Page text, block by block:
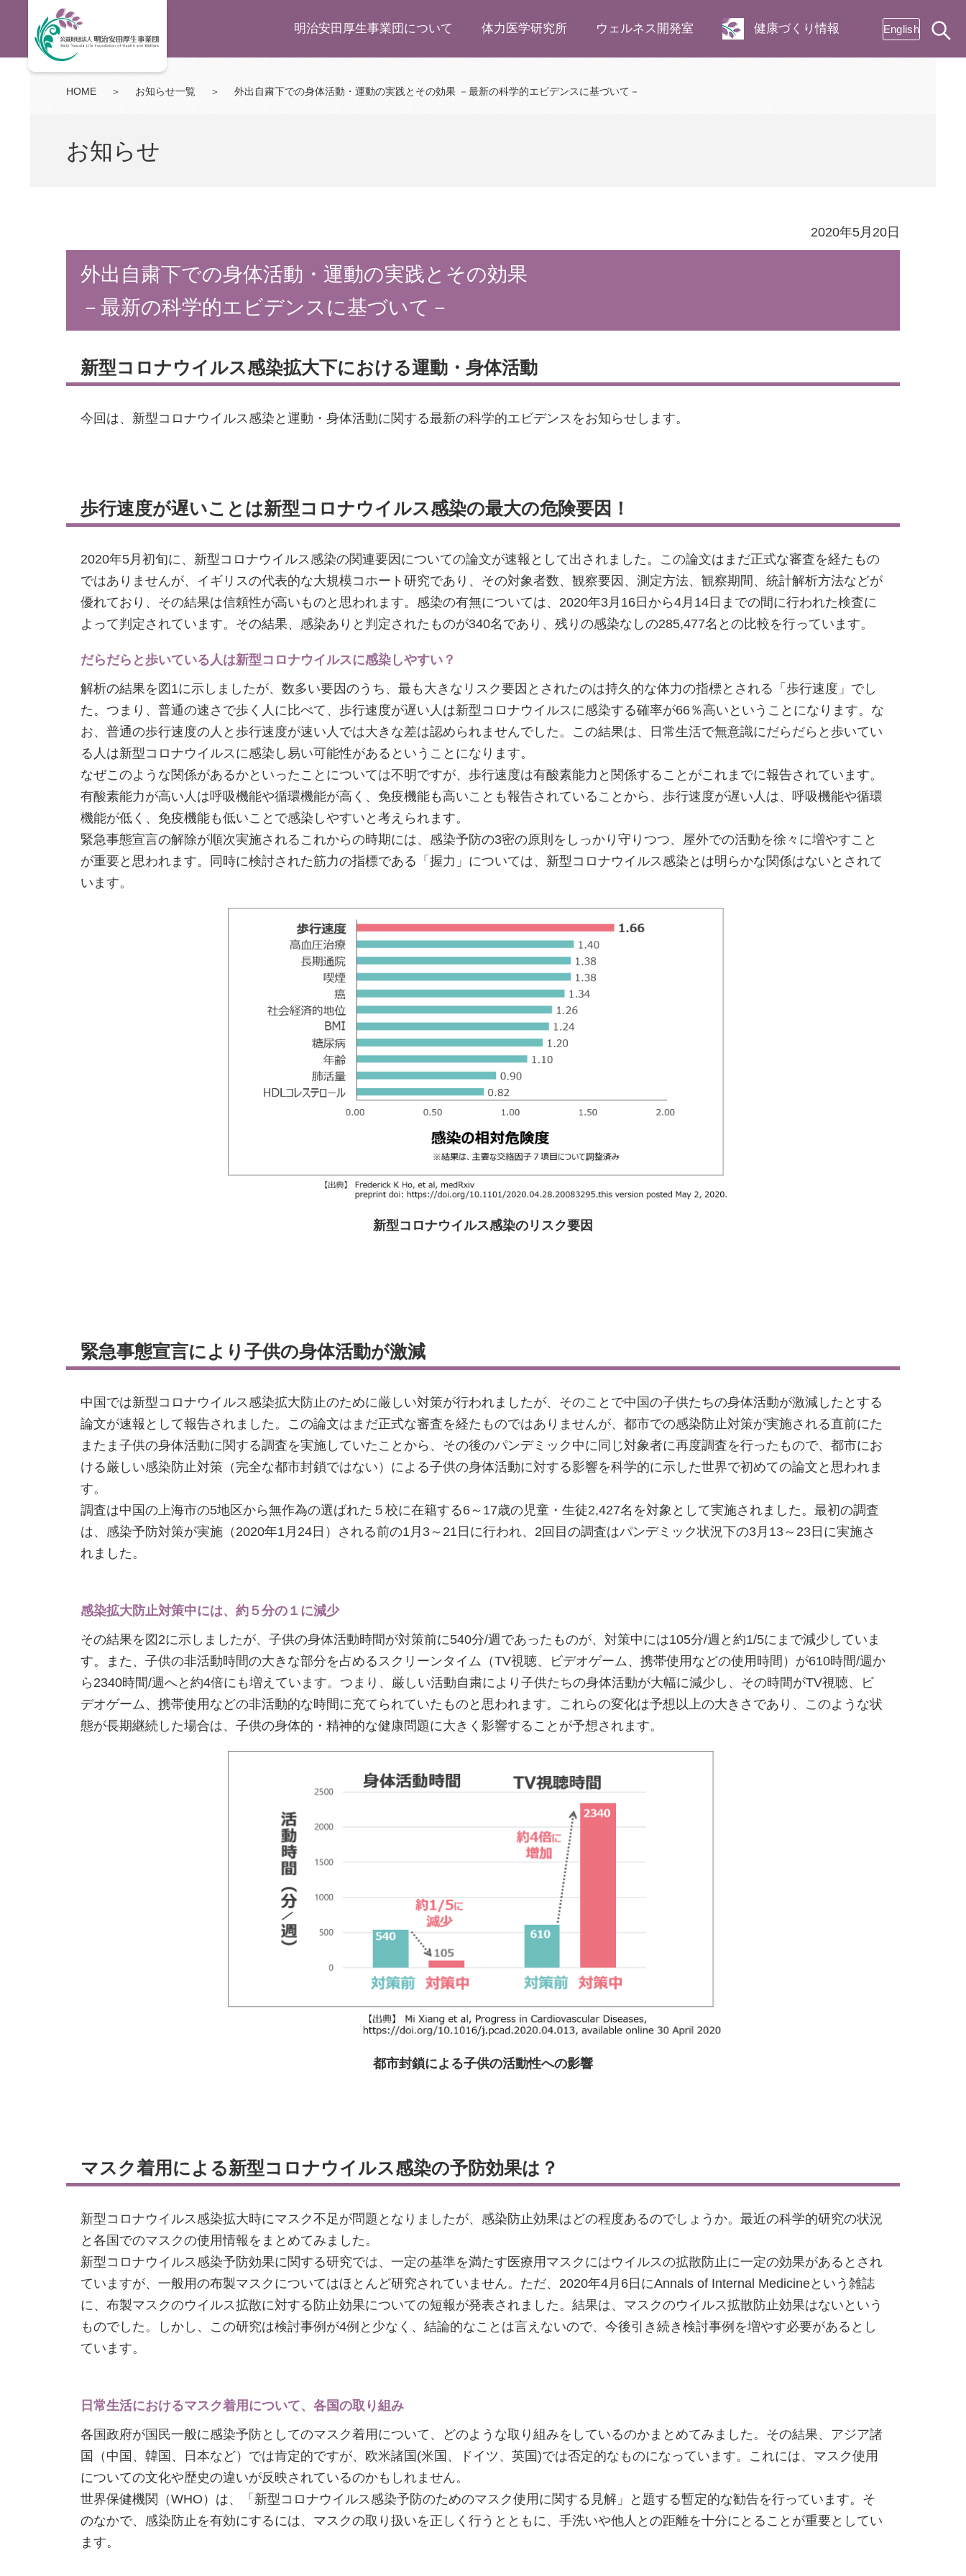
明治安田厚生事業団について 体力医学研究所 ウェルネス開発室 健康づくり情報 English
HOME ＞ お知らせ一覧 ＞ 外出自粛下での身体活動・運動の実践とその効果 －最新の科学的エビデンスに基づいて－
お知らせ
2020年5月20日
外出自粛下での身体活動・運動の実践とその効果
－最新の科学的エビデンスに基づいて－
新型コロナウイルス感染拡大下における運動・身体活動
今回は、新型コロナウイルス感染と運動・身体活動に関する最新の科学的エビデンスをお知らせします。
歩行速度が遅いことは新型コロナウイルス感染の最大の危険要因！
2020年5月初旬に、新型コロナウイルス感染の関連要因についての論文が速報として出されました。この論文はまだ正式な審査を経たもの
ではありませんが、イギリスの代表的な大規模コホート研究であり、その対象者数、観察要因、測定方法、観察期間、統計解析方法などが
優れており、その結果は信頼性が高いものと思われます。感染の有無については、2020年3月16日から4月14日までの間に行われた検査に
よって判定されています。その結果、感染ありと判定されたものが340名であり、残りの感染なしの285,477名との比較を行っています。
だらだらと歩いている人は新型コロナウイルスに感染しやすい？
解析の結果を図1に示しましたが、数多い要因のうち、最も大きなリスク要因とされたのは持久的な体力の指標とされる「歩行速度」でし
た。つまり、普通の速さで歩く人に比べて、歩行速度が遅い人は新型コロナウイルスに感染する確率が66％高いということになります。な
お、普通の歩行速度の人と歩行速度が速い人では大きな差は認められませんでした。この結果は、日常生活で無意識にだらだらと歩いてい
る人は新型コロナウイルスに感染し易い可能性があるということになります。
なぜこのような関係があるかといったことについては不明ですが、歩行速度は有酸素能力と関係することがこれまでに報告されています。
有酸素能力が高い人は呼吸機能や循環機能が高く、免疫機能も高いことも報告されていることから、歩行速度が遅い人は、呼吸機能や循環
機能が低く、免疫機能も低いことで感染しやすいと考えられます。
緊急事態宣言の解除が順次実施されるこれからの時期には、感染予防の3密の原則をしっかり守りつつ、屋外での活動を徐々に増やすこと
が重要と思われます。同時に検討された筋力の指標である「握力」については、新型コロナウイルス感染とは明らかな関係はないとされて
います。
新型コロナウイルス感染のリスク要因
緊急事態宣言により子供の身体活動が激減
中国では新型コロナウイルス感染拡大防止のために厳しい対策が行われましたが、そのことで中国の子供たちの身体活動が激減したとする
論文が速報として報告されました。この論文はまだ正式な審査を経たものではありませんが、都市での感染防止対策が実施される直前にた
またま子供の身体活動に関する調査を実施していたことから、その後のパンデミック中に同じ対象者に再度調査を行ったもので、都市にお
ける厳しい感染防止対策（完全な都市封鎖ではない）による子供の身体活動に対する影響を科学的に示した世界で初めての論文と思われま
す。
調査は中国の上海市の5地区から無作為の選ばれた５校に在籍する6～17歳の児童・生徒2,427名を対象として実施されました。最初の調査
は、感染予防対策が実施（2020年1月24日）される前の1月3～21日に行われ、2回目の調査はパンデミック状況下の3月13～23日に実施さ
れました。
感染拡大防止対策中には、約５分の１に減少
その結果を図2に示しましたが、子供の身体活動時間が対策前に540分/週であったものが、対策中には105分/週と約1/5にまで減少していま
す。また、子供の非活動時間の大きな部分を占めるスクリーンタイム（TV視聴、ビデオゲーム、携帯使用などの使用時間）が610時間/週か
ら2340時間/週へと約4倍にも増えています。つまり、厳しい活動自粛により子供たちの身体活動が大幅に減少し、その時間がTV視聴、ビ
デオゲーム、携帯使用などの非活動的な時間に充てられていたものと思われます。これらの変化は予想以上の大きさであり、このような状
態が長期継続した場合は、子供の身体的・精神的な健康問題に大きく影響することが予想されます。
都市封鎖による子供の活動性への影響
マスク着用による新型コロナウイルス感染の予防効果は？
新型コロナウイルス感染拡大時にマスク不足が問題となりましたが、感染防止効果はどの程度あるのでしょうか。最近の科学的研究の状況
と各国でのマスクの使用情報をまとめてみました。
新型コロナウイルス感染予防効果に関する研究では、一定の基準を満たす医療用マスクにはウイルスの拡散防止に一定の効果があるとされ
ていますが、一般用の布製マスクについてはほとんど研究されていません。ただ、2020年4月6日にAnnals of Internal Medicineという雑誌
に、布製マスクのウイルス拡散に対する防止効果についての短報が発表されました。結果は、マスクのウイルス拡散防止効果はないという
ものでした。しかし、この研究は検討事例が4例と少なく、結論的なことは言えないので、今後引き続き検討事例を増やす必要があるとし
ています。
日常生活におけるマスク着用について、各国の取り組み
各国政府が国民一般に感染予防としてのマスク着用について、どのような取り組みをしているのかまとめてみました。その結果、アジア諸
国（中国、韓国、日本など）では肯定的ですが、欧米諸国(米国、ドイツ、英国)では否定的なものになっています。これには、マスク使用
についての文化や歴史の違いが反映されているのかもしれません。
世界保健機関（WHO）は、「新型コロナウイルス感染予防のためのマスク使用に関する見解」と題する暫定的な勧告を行っています。そ
のなかで、感染防止を有効にするには、マスクの取り扱いを正しく行うとともに、手洗いや他人との距離を十分にとることが重要としてい
ます。